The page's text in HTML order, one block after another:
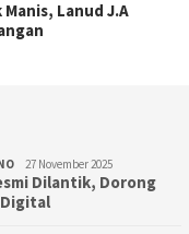
Lanud J.A
27 November 2025
Dilantik, Dorong